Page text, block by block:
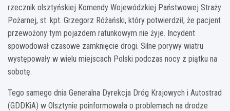
rzecznik olsztyńskiej Komendy Wojewódzkiej Państwowej Straży
Pożarnej, st. kpt. Grzegorz Różański, który potwierdził, że pacjent
przewożony tym pojazdem ratunkowym nie żyje. Incydent
spowodował czasowe zamknięcie drogi. Silne porywy wiatru
występowały w wielu miejscach Polski podczas nocy z piątku na
sobotę.
Tego samego dnia Generalna Dyrekcja Dróg Krajowych i Autostrad
(GDDKiA) w Olsztynie poinformowała o problemach na drodze